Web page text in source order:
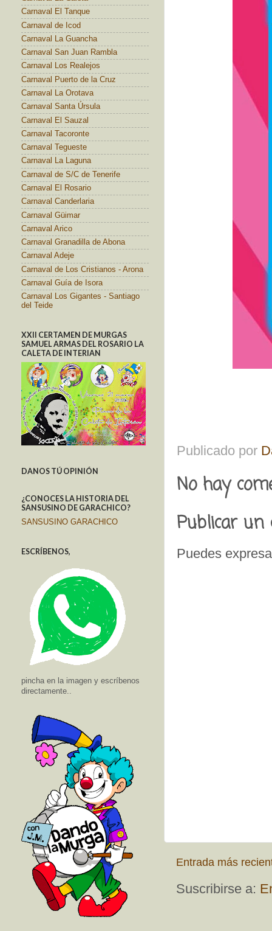
Publicado por
No hay
Publicar
Puedes
Entrada más
Suscribirse a:
Carnaval El Tanque
Carnaval de Icod
Carnaval La Guancha
Carnaval San Juan Rambla
Carnaval Los Realejos
Carnaval Puerto de la Cruz
Carnaval La Orotava
Carnaval Santa Úrsula
Carnaval El Sauzal
Carnaval Tacoronte
Carnaval Tegueste
Carnaval La Laguna
Carnaval de S/C de Tenerife
Carnaval El Rosario
Carnaval Canderlaria
Carnaval Güimar
Carnaval Arico
Carnaval Granadilla de Abona
Carnaval Adeje
Carnaval de Los Cristianos - Arona
Carnaval Guía de Isora
Carnaval Los Gigantes - Santiago
del Teide
XXII CERTAMEN DE MURGAS
SAMUEL ARMAS DEL ROSARIO LA
CALETA DE INTERIAN
DANOS TÚ OPINIÓN
¿CONOCES LA HISTORIA DEL
SANSUSINO DE GARACHICO?
SANSUSINO GARACHICO
ESCRÍBENOS,
pincha en la imagen y escríbenos
directamente..